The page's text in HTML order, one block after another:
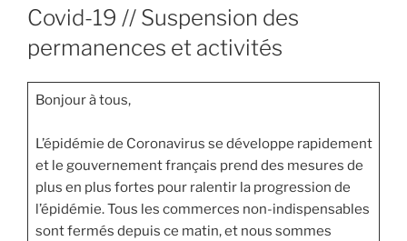
LE
Covid-19 // Suspension des
permanences et activités
Bonjour à tous,
L’épidémie de Coronavirus se développe rapidement
et le gouvernement français prend des mesures de
plus en plus fortes pour ralentir la progression de
l’épidémie. Tous les commerces non-indispensables
sont fermés depuis ce matin, et nous sommes